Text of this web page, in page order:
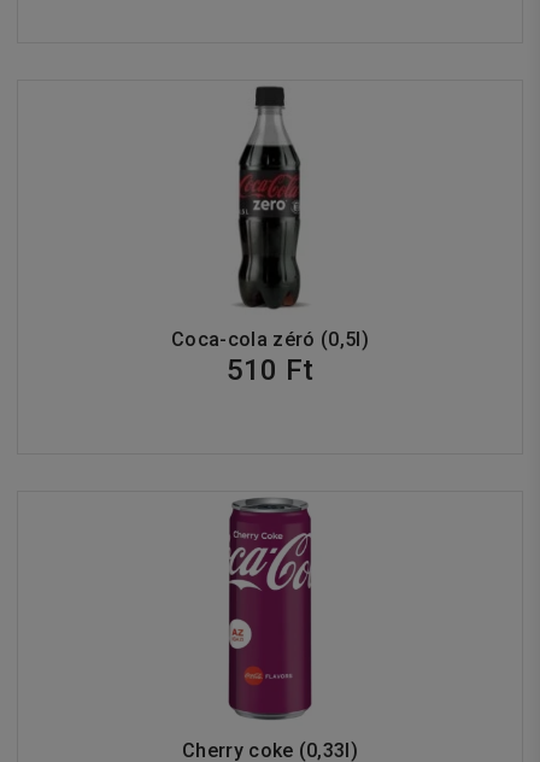
Coca-cola zéró (0,5l)
510 Ft
Cherry coke (0,33l)